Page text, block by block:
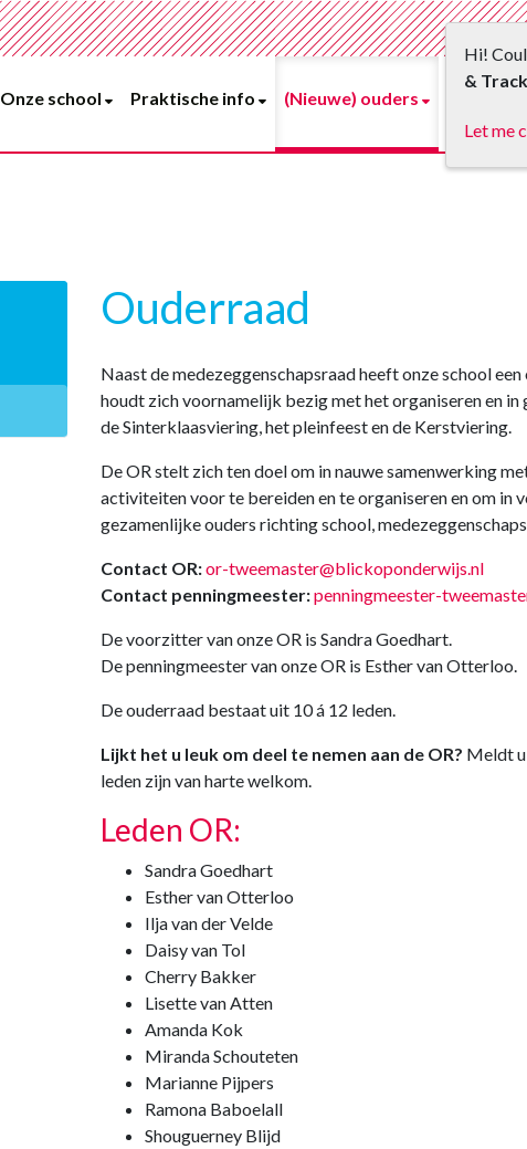
Onze school Praktische info (Nieuwe) ouders
Ouderraad
Naast de medezeggenschapsraad heeft onze school
houdt zich voornamelijk bezig met het organiseren en
de Sinterklaasviering, het pleinfeest en de Kerstviering.
De OR stelt zich ten doel om in nauwe samenwerking
activiteiten voor te bereiden en te organiseren en om in
gezamenlijke ouders richting school,
Contact OR:or-tweemaster@blickoponderwijs.nl
Contact penningmeester:penningmeester-
De voorzitter van onze OR is Sandra Goedhart.
De penningmeester van onze OR is Esther van Otterloo.
De ouderraad bestaat uit 10 á 12 leden.
Lijkt het u leuk om deel te nemen aan de OR? Meldt u
leden zijn van harte welkom.
Leden OR:
Sandra Goedhart
Esther van Otterloo
Ilja van der Velde
Daisy van Tol
Cherry Bakker
Lisette van Atten
Amanda Kok
Miranda Schouteten
Marianne Pijpers
Ramona Baboelall
Shouguerney Blijd
Hi!
&
Let me